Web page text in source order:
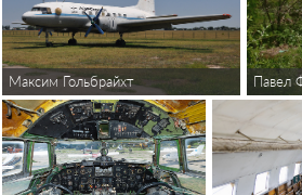
Максим Гольбрайхт Павел